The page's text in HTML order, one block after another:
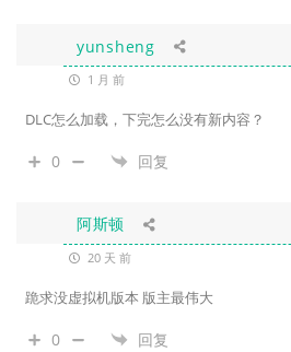
yunsheng
1 月 前
DLC怎么加载，下完怎么没有新内容？
0 回复
阿斯顿
20 天 前
跪求没虚拟机版本 版主最伟大
0 回复